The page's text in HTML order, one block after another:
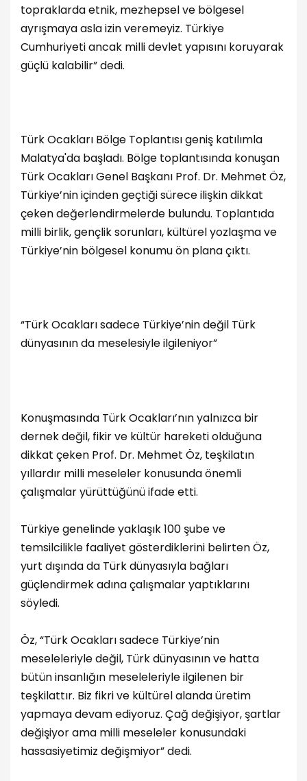
topraklarda etnik, mezhepsel ve bölgesel
ayrışmaya asla izin veremeyiz. Türkiye
Cumhuriyeti ancak milli devlet yapısını koruyarak
güçlü kalabilir” dedi.
Türk Ocakları Bölge Toplantısı geniş katılımla
Malatya'da başladı. Bölge toplantısında konuşan
Türk Ocakları Genel Başkanı Prof. Dr. Mehmet Öz,
Türkiye’nin içinden geçtiği sürece ilişkin dikkat
çeken değerlendirmelerde bulundu. Toplantıda
milli birlik, gençlik sorunları, kültürel yozlaşma ve
Türkiye’nin bölgesel konumu ön plana çıktı.
“Türk Ocakları sadece Türkiye’nin değil Türk
dünyasının da meselesiyle ilgileniyor”
Konuşmasında Türk Ocakları’nın yalnızca bir
dernek değil, fikir ve kültür hareketi olduğuna
dikkat çeken Prof. Dr. Mehmet Öz, teşkilatın
yıllardır milli meseleler konusunda önemli
çalışmalar yürüttüğünü ifade etti.
Türkiye genelinde yaklaşık 100 şube ve
temsilcilikle faaliyet gösterdiklerini belirten Öz,
yurt dışında da Türk dünyasıyla bağları
güçlendirmek adına çalışmalar yaptıklarını
söyledi.
Öz, “Türk Ocakları sadece Türkiye’nin
meseleleriyle değil, Türk dünyasının ve hatta
bütün insanlığın meseleleriyle ilgilenen bir
teşkilattır. Biz fikri ve kültürel alanda üretim
yapmaya devam ediyoruz. Çağ değişiyor, şartlar
değişiyor ama milli meseleler konusundaki
hassasiyetimiz değişmiyor” dedi.